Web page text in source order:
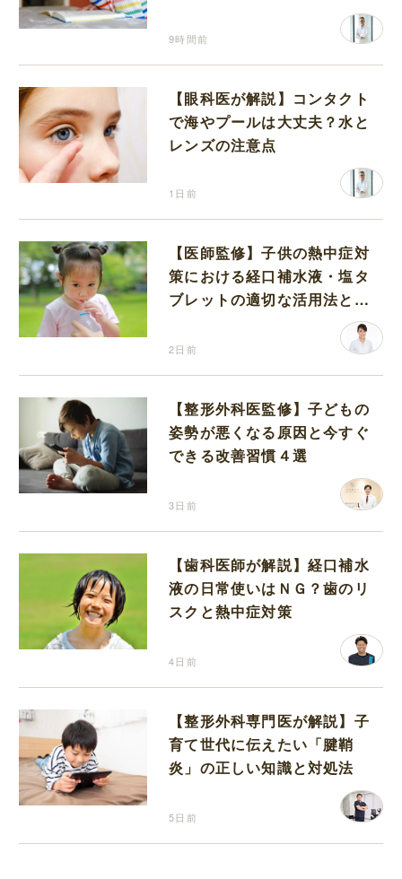
9時間前
【眼科医が解説】コンタクト
で海やプールは大丈夫？水と
レンズの注意点
1日前
【医師監修】子供の熱中症対
策における経口補水液・塩タ
ブレットの適切な活用法と水
2日前
【整形外科医監修】子どもの
姿勢が悪くなる原因と今すぐ
できる改善習慣４選
3日前
【歯科医師が解説】経口補水
液の日常使いはＮＧ？歯のリ
スクと熱中症対策
4日前
【整形外科専門医が解説】子
育て世代に伝えたい「腱鞘
炎」の正しい知識と対処法
5日前